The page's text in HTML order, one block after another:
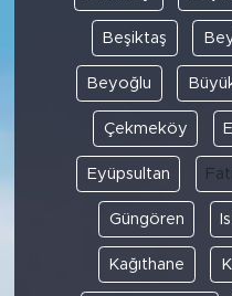
Beşiktaş
Beyoğlu
Çekmeköy
Eyüpsultan
Güngören
Kağıthane
KÜLTÜR SANAT
YAŞAM
TARİHTEN
TARİH
KADIN